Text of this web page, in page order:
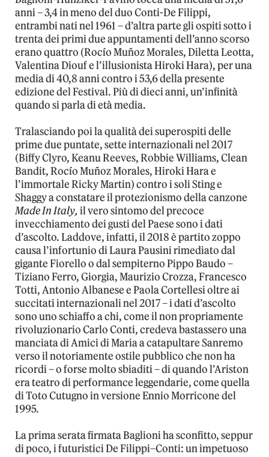
anni – 3,4 in meno del duo Conti-De Filippi,
entrambi nati nel 1961 – d’altra parte gli ospiti sotto i
trenta dei primi due appuntamenti dell’anno scorso
erano quattro (Rocío Muñoz Morales, Diletta Leotta,
Valentina Diouf e l’illusionista Hiroki Hara), per una
media di 40,8 anni contro i 53,6 della presente
edizione del Festival. Più di dieci anni, un’infinità
quando si parla di età media.
Tralasciando poi la qualità dei superospiti delle
prime due puntate, sette internazionali nel 2017
(Biffy Clyro, Keanu Reeves, Robbie Williams, Clean
Bandit, Rocío Muñoz Morales, Hiroki Hara e
l’immortale Ricky Martin) contro i soli Sting e
Shaggy a constatare il protezionismo della canzone
Made In Italy, il vero sintomo del precoce
invecchiamento dei gusti del Paese sono i dati
d’ascolto. Laddove, infatti, il 2018 è partito zoppo
causa l’infortunio di Laura Pausini rimediato dal
gigante Fiorello o dal sempiterno Pippo Baudo –
Tiziano Ferro, Giorgia, Maurizio Crozza, Francesco
Totti, Antonio Albanese e Paola Cortellesi oltre ai
succitati internazionali nel 2017 – i dati d’ascolto
sono uno schiaffo a chi, come il non propriamente
rivoluzionario Carlo Conti, credeva bastassero una
manciata di Amici di Maria a catapultare Sanremo
verso il notoriamente ostile pubblico che non ha
ricordi – o forse molto sbiaditi – di quando l’Ariston
era teatro di performance leggendarie, come quella
di Toto Cutugno in versione Ennio Morricone del
1995.
La prima serata firmata Baglioni ha sconfitto, seppur
di poco, i futuristici De Filippi–Conti: un impetuoso